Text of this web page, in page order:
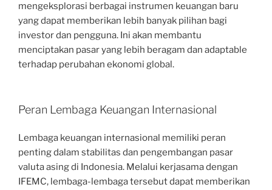
mengeksplorasi berbagai instrumen keuangan baru
yang dapat memberikan lebih banyak pilihan bagi
investor dan pengguna. Ini akan membantu
menciptakan pasar yang lebih beragam dan adaptable
terhadap perubahan ekonomi global.
Peran Lembaga Keuangan Internasional
Lembaga keuangan internasional memiliki peran
penting dalam stabilitas dan pengembangan pasar
valuta asing di Indonesia. Melalui kerjasama dengan
IFEMC, lembaga-lembaga tersebut dapat memberikan